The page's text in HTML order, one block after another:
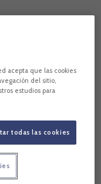
el Real Madrid
dominaron. La
que aprovechamos
Castilla llegó en
acepta que las cookies
del sitio,
estudios para
todas las cookies